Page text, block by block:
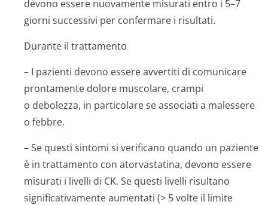
devono essere nuovamente misurati entro i 5–7
giorni successivi per confermare i risultati.
Durante il trattamento
– I pazienti devono essere avvertiti di comunicare
prontamente dolore muscolare, crampi
o debolezza, in particolare se associati a malessere
o febbre.
– Se questi sintomi si verificano quando un paziente
è in trattamento con atorvastatina, devono essere
misurati i livelli di CK. Se questi livelli risultano
significativamente aumentati (> 5 volte il limite